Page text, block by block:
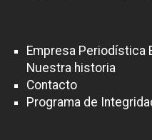
Empresa Periodística
Nuestra historia
Contacto
Programa de